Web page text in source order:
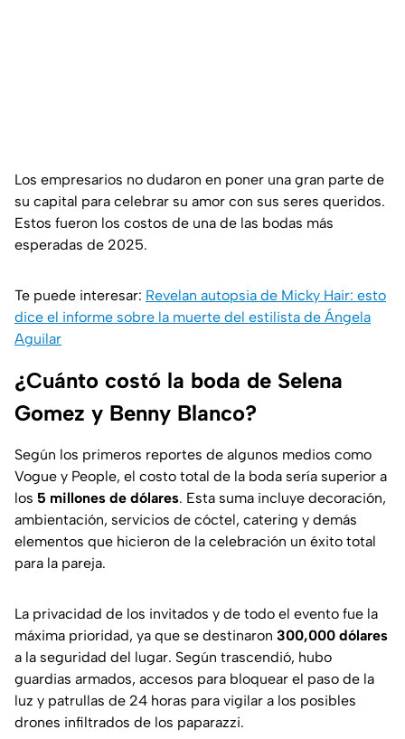
Los empresarios no dudaron en poner una gran parte de
su capital para celebrar su amor con sus seres queridos.
Estos fueron los costos de una de las bodas más
esperadas de 2025.
Te puede interesar: Revelan autopsia de Micky Hair: esto
dice el informe sobre la muerte del estilista de Ángela
Aguilar
¿Cuánto costó la boda de Selena
Gomez y Benny Blanco?
Según los primeros reportes de algunos medios como
Vogue y People, el costo total de la boda sería superior a
los 5 millones de dólares. Esta suma incluye decoración,
ambientación, servicios de cóctel, catering y demás
elementos que hicieron de la celebración un éxito total
para la pareja.
La privacidad de los invitados y de todo el evento fue la
máxima prioridad, ya que se destinaron 300,000 dólares
a la seguridad del lugar. Según trascendió, hubo
guardias armados, accesos para bloquear el paso de la
luz y patrullas de 24 horas para vigilar a los posibles
drones infiltrados de los paparazzi.